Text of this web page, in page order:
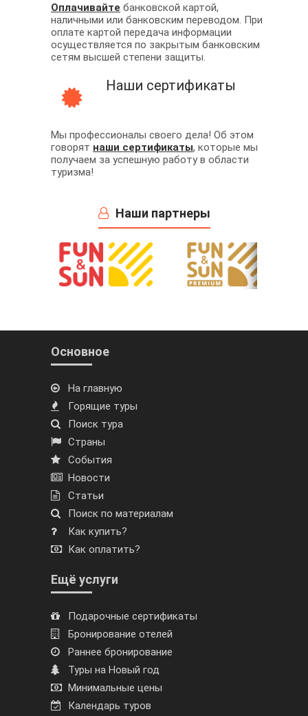
Оплачивайте банковской картой,
наличными или банковским переводом. При
оплате картой передача информации
осуществляется по закрытым банковским
сетям высшей степени защиты.
Наши сертификаты
Мы профессионалы своего дела! Об этом
говорят наши сертификаты, которые мы
получаем за успешную работу в области
туризма!
Наши партнеры
Основное
На главную
Горящие туры
Поиск тура
Страны
События
Новости
Статьи
Поиск по материалам
Как купить?
Как оплатить?
Ещё услуги
Подарочные сертификаты
Бронирование отелей
Раннее бронирование
Туры на Новый год
Минимальные цены
Календарь туров